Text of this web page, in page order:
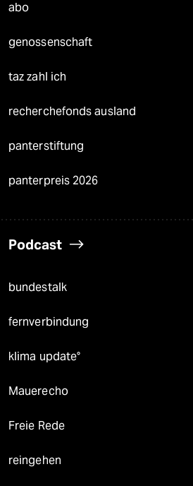
abo
genossenschaft
taz zahl ich
recherchefonds ausland
panterstiftung
panterpreis 2026
Podcast
bundestalk
fernverbindung
klima update°
Mauerecho
Freie Rede
reingehen